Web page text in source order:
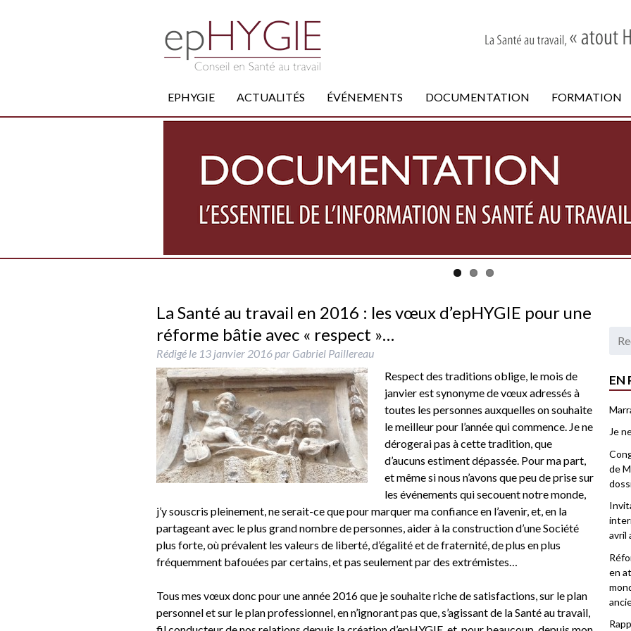
EPHYGIE ACTUALITÉS ÉVÉNEMENTS DOCUMENTATION FORMATION
La Santé au travail en 2016 : les vœux d’epHYGIE pour une
réforme bâtie avec « respect »…
Rédigé le 13 janvier 2016 par Gabriel Paillereau
Respect des traditions oblige, le mois de
janvier est synonyme de vœux adressés à
toutes les personnes auxquelles on souhaite
le meilleur pour l’année qui commence. Je ne
dérogerai pas à cette tradition, que
d’aucuns estiment dépassée. Pour ma part,
et même si nous n’avons que peu de prise sur
les événements qui secouent notre monde,
j’y souscris pleinement, ne serait-ce que pour marquer ma confiance en l’avenir, et, en la
partageant avec le plus grand nombre de personnes, aider à la construction d’une Société
plus forte, où prévalent les valeurs de liberté, d’égalité et de fraternité, de plus en plus
fréquemment bafouées par certains, et pas seulement par des extrémistes…
Tous mes vœux donc pour une année 2016 que je souhaite riche de satisfactions, sur le plan
personnel et sur le plan professionnel, en n’ignorant pas que, s’agissant de la Santé au travail,
EN
Je
de
avril
en